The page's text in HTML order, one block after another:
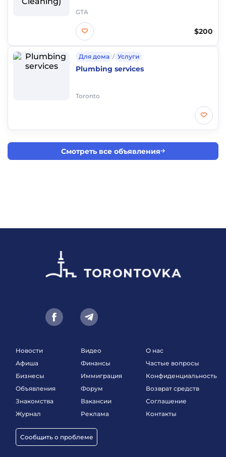
GTA
$200
Для дома / Услуги
Plumbing services
Toronto
Смотреть все объявления
Новости
Афиша
Бизнесы
Объявления
Знакомства
Журнал
Сообщить о проблеме
Видео
Финансы
Иммиграция
Форум
Вакансии
Реклама
О нас
Частые вопросы
Конфиденциальность
Возврат средств
Соглашение
Контакты